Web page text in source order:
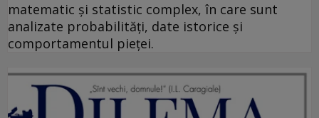
matematic și statistic complex, în care sunt
analizate probabilități, date istorice și
comportamentul pieței.